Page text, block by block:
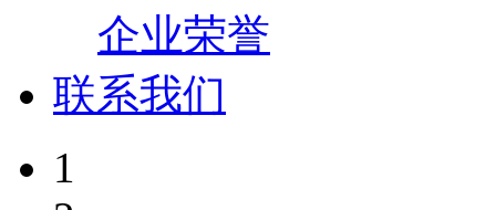
企业荣誉
联系我们
1